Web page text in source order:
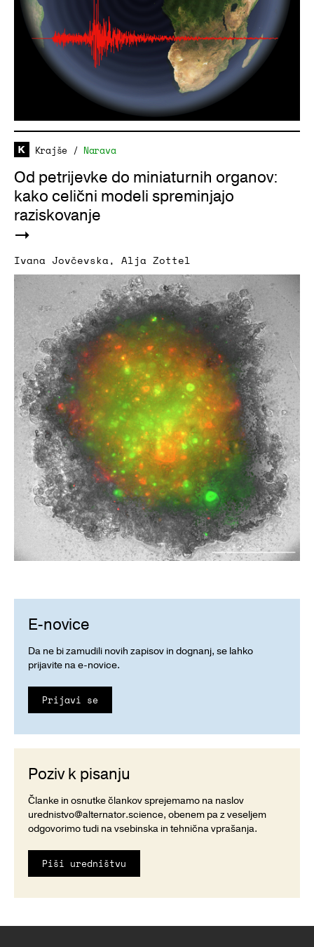
Krajše / Narava
Od petrijevke do miniaturnih organov:
kako celični modeli spreminjajo
raziskovanje
Ivana Jovčevska, Alja Zottel
E-novice
Da ne bi zamudili novih zapisov in dognanj, se lahko
prijavite na e-novice.
Prijavi se
Poziv k pisanju
Članke in osnutke člankov sprejemamo na naslov
urednistvo@alternator.science, obenem pa z veseljem
odgovorimo tudi na vsebinska in tehnična vprašanja.
Piši uredništvu